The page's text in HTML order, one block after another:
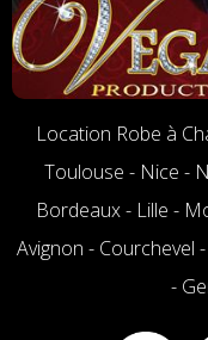
Location Robe à
Toulouse - Nice -
Bordeaux - Lille -
Avignon - Courchevel
-